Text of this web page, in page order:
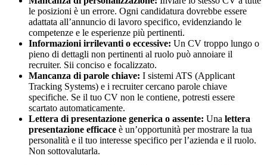
le posizioni è un errore. Ogni candidatura dovrebbe essere
adattata all’annuncio di lavoro specifico, evidenziando le
competenze e le esperienze più pertinenti.
Informazioni irrilevanti o eccessive: Un CV troppo lungo o
pieno di dettagli non pertinenti al ruolo può annoiare il
recruiter. Sii conciso e focalizzato.
Mancanza di parole chiave: I sistemi ATS (Applicant
Tracking Systems) e i recruiter cercano parole chiave
specifiche. Se il tuo CV non le contiene, potresti essere
scartato automaticamente.
Lettera di presentazione generica o assente: Una lettera
presentazione efficace è un’opportunità per mostrare la tua
personalità e il tuo interesse specifico per l’azienda e il ruolo.
Non sottovalutarla.